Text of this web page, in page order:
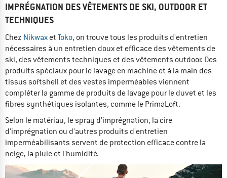
IMPRÉGNATION DES VÊTEMENTS DE SKI, OUTDOOR ET
TECHNIQUES
Chez Nikwax et Toko, on trouve tous les produits d'entretien
nécessaires à un entretien doux et efficace des vêtements de
ski, des vêtements techniques et des vêtements outdoor. Des
produits spéciaux pour le lavage en machine et à la main des
tissus softshell et des vestes imperméables viennent
compléter la gamme de produits de lavage pour le duvet et les
fibres synthétiques isolantes, comme le PrimaLoft.
Selon le matériau, le spray d'imprégnation, la cire
d'imprégnation ou d'autres produits d'entretien
imperméabilisants servent de protection efficace contre la
neige, la pluie et l'humidité.